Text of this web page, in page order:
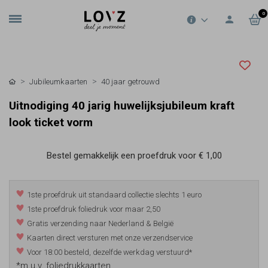
0
Jubileumkaarten 40 jaar getrouwd
Uitnodiging 40 jarig huwelijksjubileum kraft
look ticket vorm
Bestel gemakkelijk een proefdruk voor € 1,00
1ste proefdruk uit standaard collectie slechts 1 euro
1ste proefdruk foliedruk voor maar 2,50
Gratis verzending naar Nederland & België
Kaarten direct versturen met onze verzendservice
Voor 18:00 besteld, dezelfde werkdag verstuurd*
*m.u.v. foliedrukkaarten